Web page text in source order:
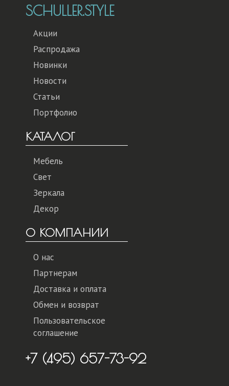
SCHULLER.STYLE
Акции
Распродажа
Новинки
Новости
Статьи
Портфолио
КАТАЛОГ
Мебель
Свет
Зеркала
Декор
О КОМПАНИИ
О нас
Партнерам
Доставка и оплата
Обмен и возврат
Пользовательское
соглашение
+7 (495) 657-73-92